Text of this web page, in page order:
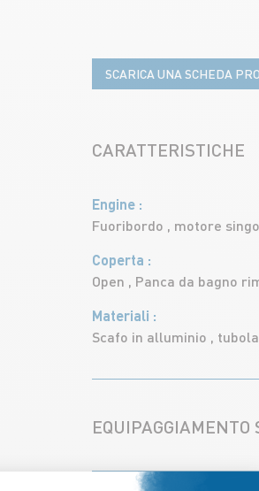
SCARICA UNA SCHEDA
CARATTERISTICHE
Engine
Fuoribordo , motore
Coperta
Open , Panca da bagno
Materiali
Scafo in alluminio ,
EQUIPAGGIAMENTO
2 Pagaie in alluminio